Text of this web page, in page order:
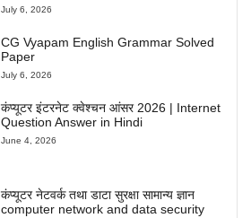
July 6, 2026
CG Vyapam English Grammar Solved
Paper
July 6, 2026
कंप्यूटर इंटरनेट क्वेश्चन आंसर 2026 | Internet
Question Answer in Hindi
June 4, 2026
कंप्यूटर नेटवर्क तथा डाटा सुरक्षा सामान्य ज्ञान
computer network and data security